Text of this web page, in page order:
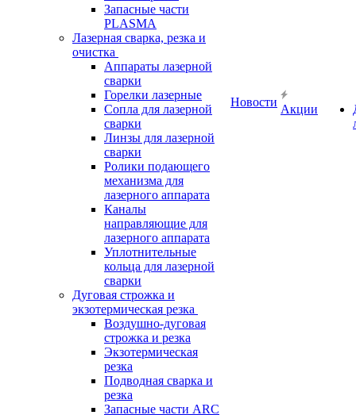
Запасные части
PLASMA
Лазерная сварка, резка и
очистка
Аппараты лазерной
сварки
Горелки лазерные
Сопла для лазерной
сварки
Линзы для лазерной
сварки
Ролики подающего
механизма для
лазерного аппарата
Каналы
направляющие для
лазерного аппарата
Уплотнительные
кольца для лазерной
сварки
Дуговая строжка и
экзотермическая резка
Воздушно-дуговая
строжка и резка
Экзотермическая
резка
Подводная сварка и
резка
Запасные части ARC
Новости
Акции